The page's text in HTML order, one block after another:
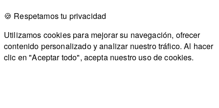
🍪 Respetamos tu privacidad
Utilizamos cookies para mejorar su navegación, ofrecer
contenido personalizado y analizar nuestro tráfico. Al hacer
clic en "Aceptar todo", acepta nuestro uso de cookies.